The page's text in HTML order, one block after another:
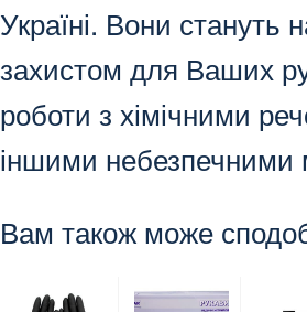
Україні. Вони стануть
захистом для Ваших
роботи з хімічними
іншими небезпечними
Вам також може